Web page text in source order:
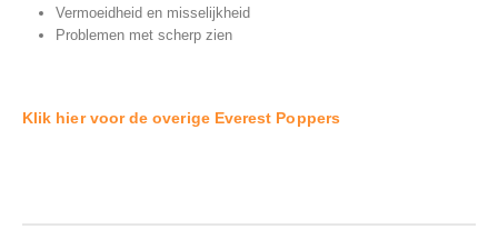
Vermoeidheid en misselijkheid
Problemen met scherp zien
Klik hier voor de overige Everest Poppers